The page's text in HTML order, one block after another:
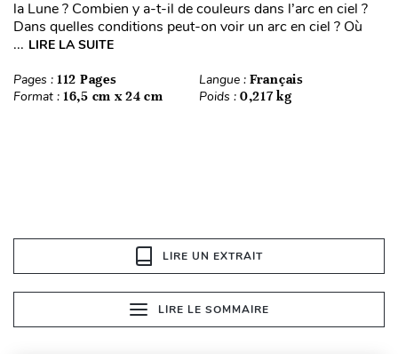
la Lune ? Combien y a-t-il de couleurs dans l’arc en ciel ?
Dans quelles conditions peut-on voir un arc en ciel ? Où
... LIRE LA SUITE
Pages : 112 Pages Langue : Français
Format : 16,5 cm x 24 cm Poids : 0,217 kg
LIRE UN EXTRAIT
LIRE LE SOMMAIRE